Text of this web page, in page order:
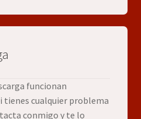
funcionan
tienes cualquier problema
conmigo y te lo